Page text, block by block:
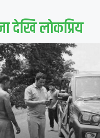
देखि लाेकप्रिय